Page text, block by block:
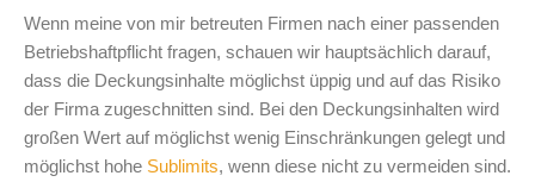
Wenn meine von mir betreuten Firmen nach einer passenden
Betriebshaftpflicht fragen, schauen wir hauptsächlich darauf,
dass die Deckungsinhalte möglichst üppig und auf das Risiko
der Firma zugeschnitten sind. Bei den Deckungsinhalten wird
großen Wert auf möglichst wenig Einschränkungen gelegt und
möglichst hohe Sublimits, wenn diese nicht zu vermeiden sind.